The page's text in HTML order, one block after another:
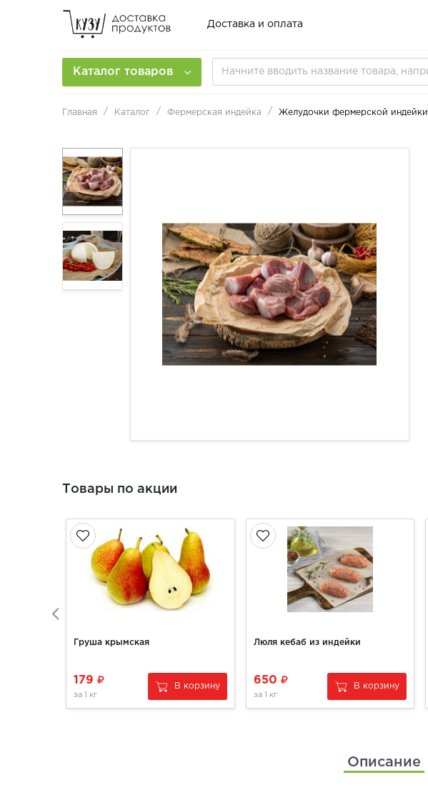
Доставка и оплата
Каталог товаров
Главная Каталог Фермерская индейка Желудочки фермерской индейки
Товары по акции
Груша крымская
179
за 1 кг
В корзину
Люля кебаб из индейки
650
за 1 кг
В корзину
Описание